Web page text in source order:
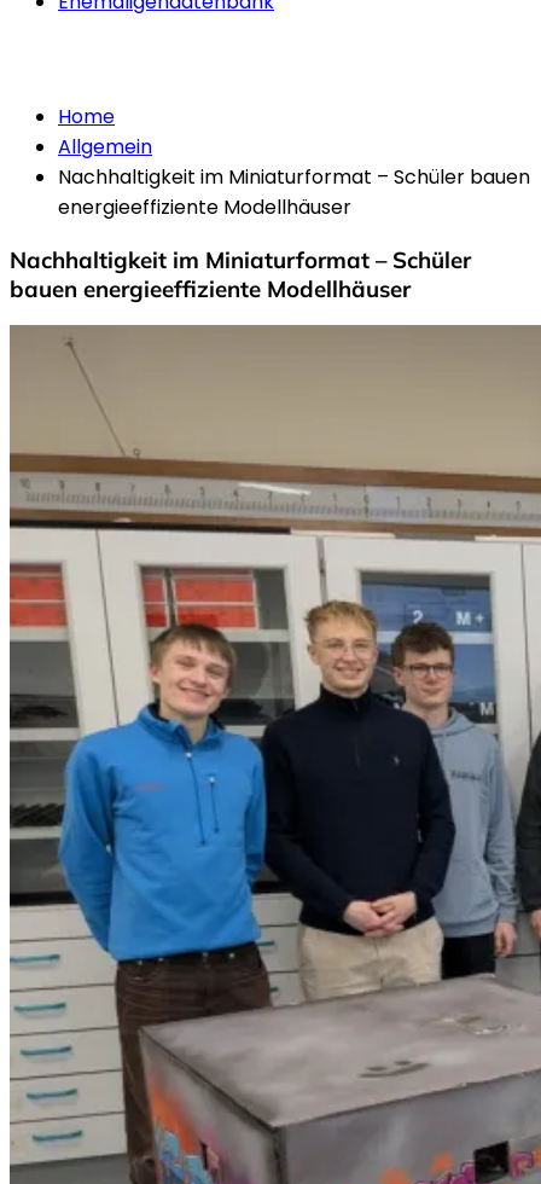
Home
Allgemein
Nachhaltigkeit im Miniaturformat – Schüler bauen
energieeffiziente Modellhäuser
Nachhaltigkeit im Miniaturformat – Schüler
bauen energieeffiziente Modellhäuser